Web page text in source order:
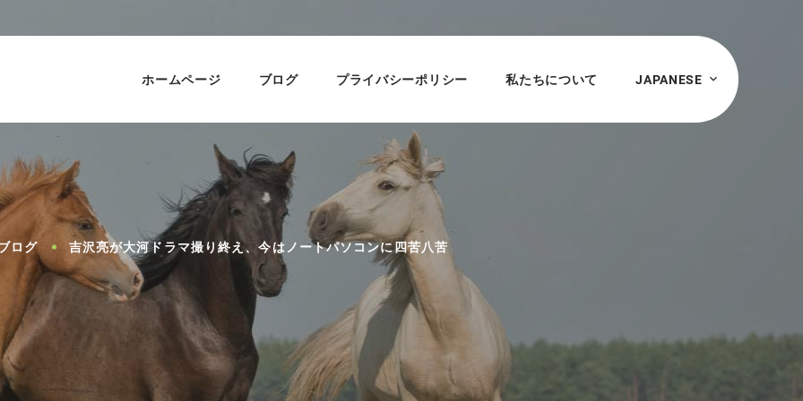
ホームページ ブログ プライバシーポリシー 私たちについて JAPANESE
ログ 吉沢亮が大河ドラマ撮り終え、今はノートパソコンに四苦八苦